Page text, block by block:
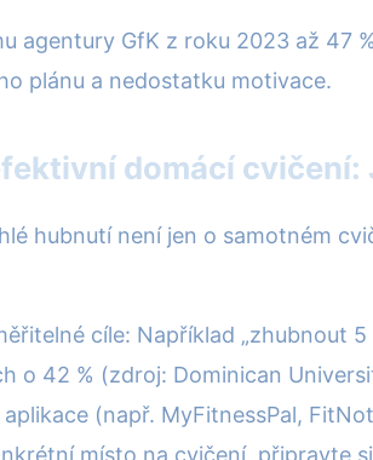
agentury GfK z roku 2023 až 47
plánu a nedostatku motivace.
domácí
hubnutí není jen o samotném
cíle: Například „zhubnout
o 42 % (zdroj: Dominican
(např. MyFitnessPal,